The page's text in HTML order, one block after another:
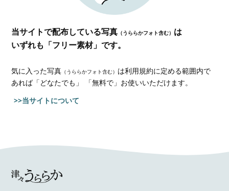
当サイトで配布している写真 （うららかフォト含む） は
いずれも「フリー素材」です。
気に入った写真 （うららかフォト含む） は利用規約に定める範囲内で
あれば「どなたでも」 「無料で」お使いいただけます。
>>当サイトについて